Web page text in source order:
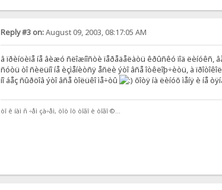
Reply #3 on:August 09, 2003, 08:17:05 AM
â ïðèíöèïå íå âèæó ñëîæíîñòè ïåðåäåëàòü êðûñêó ïîä ëèíóêñ,
ñóòü òî ñèëüíî íå èçìåíèòñÿ åñëè ýòî âñå îòêëîþ÷èòü, à
íî áåç ñûðöîâ ýòî âñå òîëüêî ìå÷òû
õîòÿ íà ëèíóõ ìåíÿ è íå
òî ê íàì ñ ÷åì çà÷åì, òîò îò òîãî è òîãî ©...